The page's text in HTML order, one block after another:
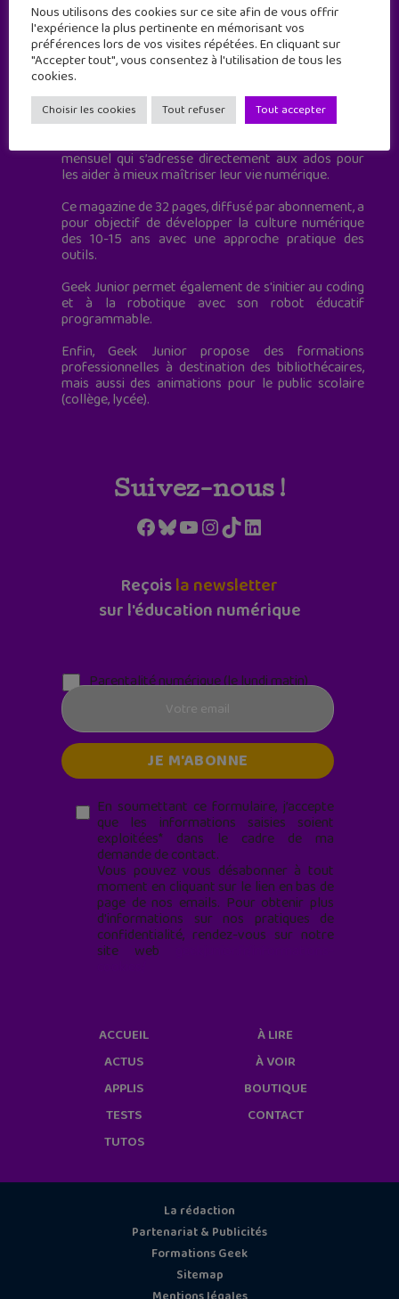
Geek Junior est le premier site de culture numérique
à destination des adolescents.
mensuel qui s’adresse directement aux ados pour
les aider à mieux maîtriser leur vie numérique.
Ce magazine de 32 pages, diffusé par abonnement, a
pour objectif de développer la culture numérique
des 10-15 ans avec une approche pratique des
outils.
Geek Junior permet également de s'initier au coding
et à la robotique avec son robot éducatif
programmable.
Enfin, Geek Junior propose des formations
professionnelles à destination des bibliothécaires,
mais aussi des animations pour le public scolaire
(collège, lycée).
Suivez-nous !
Facebook
Bluesky
YouTube
Instagram
TikTokLinkedIn
Reçoisla newsletter
sur l'éducation numérique
Parentalité numérique (le lundi matin)
En soumettant ce formulaire, j’accepte
que les informations saisies soient
exploitées* dans le cadre de ma
demande de contact.
Vous pouvez vous désabonner à tout
moment en cliquant sur le lien en bas de
page de nos emails. Pour obtenir plus
d'informations sur nos pratiques de
confidentialité, rendez-vous sur notre
site web
Nous utilisons des cookies sur ce site afin de vous offrir
l'expérience la plus pertinente en mémorisant vos
préférences lors de vos visites répétées. En cliquant sur
"Accepter tout", vous consentez à l'utilisation de tous les
cookies.
Choisir les cookies Tout refuser Tout accepter
ACCUEIL
ACTUS
APPLIS
TESTS
TUTOS
À LIRE
À VOIR
BOUTIQUE
CONTACT
La rédaction
Partenariat & Publicités
Formations Geek
Sitemap